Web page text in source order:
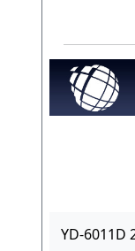
YD-6011D